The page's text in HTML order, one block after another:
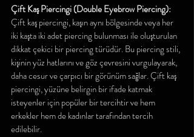
Çift Kaş Piercingi (Double Eyebrow Piercing):
Çift kaş piercingi, kaşın aynı bölgesinde veya her
iki kaşta iki adet piercing bulunması ile oluşturulan
dikkat çekici bir piercing türüdür. Bu piercing stili,
kişinin yüz hatlarını ve göz çevresini vurgulayarak,
daha cesur ve çarpıcı bir görünüm sağlar. Çift kaş
piercingi, yüzüne belirgin bir ifade katmak
isteyenler için popüler bir tercihtir ve hem
erkekler hem de kadınlar tarafından tercih
edilebilir.